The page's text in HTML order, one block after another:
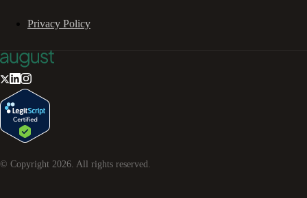
Privacy Policy
© Copyright 2026 . All rights reserved.